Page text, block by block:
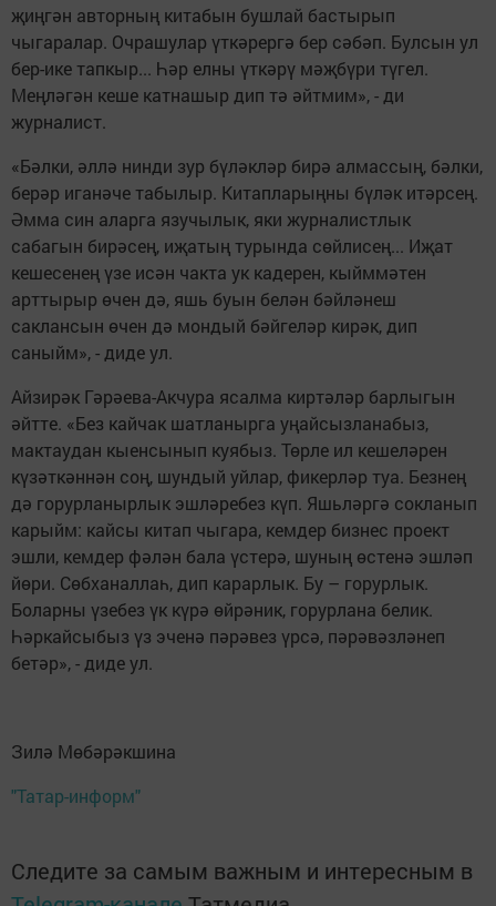
җиңгән авторның китабын бушлай бастырып
чыгаралар. Очрашулар үткәрергә бер сәбәп. Булсын ул
бер-ике тапкыр... Һәр елны үткәрү мәҗбүри түгел.
Меңләгән кеше катнашыр дип тә әйтмим», - ди
журналист.
«Бәлки, әллә нинди зур бүләкләр бирә алмассың, бәлки,
берәр иганәче табылыр. Китапларыңны бүләк итәрсең.
Әмма син аларга язучылык, яки журналистлык
сабагын бирәсең, иҗатың турында сөйлисең... Иҗат
кешесенең үзе исән чакта ук кадерен, кыйммәтен
арттырыр өчен дә, яшь буын белән бәйләнеш
саклансын өчен дә мондый бәйгеләр кирәк, дип
саныйм», - диде ул.
Айзирәк Гәрәева-Акчура ясалма киртәләр барлыгын
әйтте. «Без кайчак шатланырга уңайсызланабыз,
мактаудан кыенсынып куябыз. Төрле ил кешеләрен
күзәткәннән соң, шундый уйлар, фикерләр туа. Безнең
дә горурланырлык эшләребез күп. Яшьләргә сокланып
карыйм: кайсы китап чыгара, кемдер бизнес проект
эшли, кемдер фәлән бала үстерә, шуның өстенә эшләп
йөри. Сөбханаллаһ, дип карарлык. Бу – горурлык.
Боларны үзебез үк күрә өйрәник, горурлана белик.
Һәркайсыбыз үз эченә пәрәвез үрсә, пәрәвәзләнеп
бетәр», - диде ул.
Зилә Мөбәрәкшина
"Татар-информ"
Следите за самым важным и интересным в